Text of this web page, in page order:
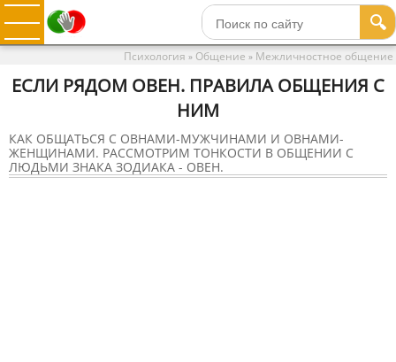
🔍
Психология » Общение » Межличностное общение
ЕСЛИ РЯДОМ ОВЕН. ПРАВИЛА ОБЩЕНИЯ С
НИМ
КАК ОБЩАТЬСЯ С ОВНАМИ-МУЖЧИНАМИ И ОВНАМИ-
ЖЕНЩИНАМИ. РАССМОТРИМ ТОНКОСТИ В ОБЩЕНИИ С
ЛЮДЬМИ ЗНАКА ЗОДИАКА - ОВЕН.